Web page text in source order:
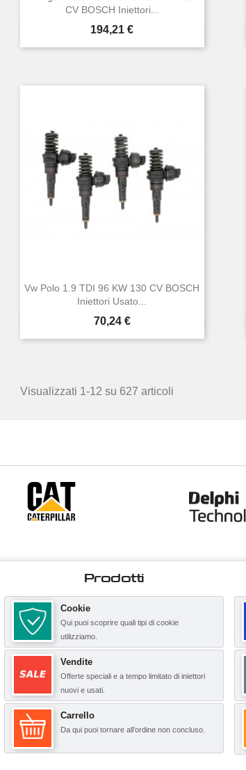
CV BOSCH Iniettori...
Prezzo
194,21 €
 Anteprima
Vw Polo 1.9 TDI 96 KW 130 CV BOSCH
Iniettori Usato...
Prezzo
70,24 €
Anteprima
Visualizzati 1-12 su 627 articoli
Prodotti
Cookie
Qui puoi scoprire quali tipi di cookie
utilizziamo.
Vendite
Offerte speciali e a tempo limitato di iniettori
nuovi e usati.
Carrello
Da qui puoi tornare all’ordine non concluso.